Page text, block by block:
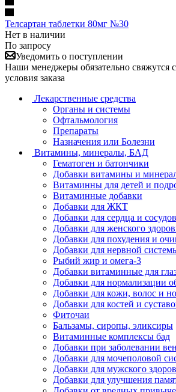
Телсартан таблетки 80мг №30
Нет в наличии
По запросу
Уведомить о поступлении
Наши менеджеры обязательно свяжутся
условия заказа
Лекарственные средства
Органы и системы
Офтальмология
Препараты
Назначения или Болезни
Витамины, минералы, БАД
Гематоген и батончики
Добавки витамины и
Витаминны для детей и
Витаминные добавки
Добавки для ЖКТ
Добавки для сердца и сосудов
Добавки для женского
Добавки для похудения и
Добавки для нервной
Рыбий жир и омега-3
Добавки витаминные для
Добавки для нормализации
Добавки для кожи, волос и
Добавки для костей и
Фиточаи
Бальзамы, сиропы, эликсиры
Витаминные комплексы бад
Добавки при заболевании вен
Добавки для мочеполовой
Добавки для мужского
Добавки для улучшения